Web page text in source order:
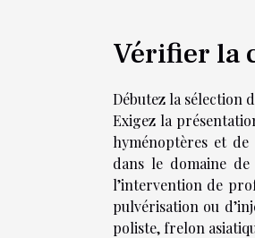
Vérifier la
Débutez la sélection
Exigez la
hyménoptères et de
dans le domaine
l’intervention de
pulvérisation ou
poliste, frelon